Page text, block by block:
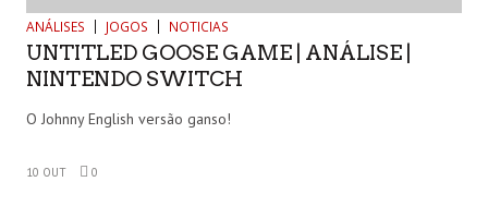
ANÁLISES JOGOS NOTICIAS
UNTITLED GOOSE GAME | ANÁLISE |
NINTENDO SWITCH
O Johnny English versão ganso!
10 OUT 0